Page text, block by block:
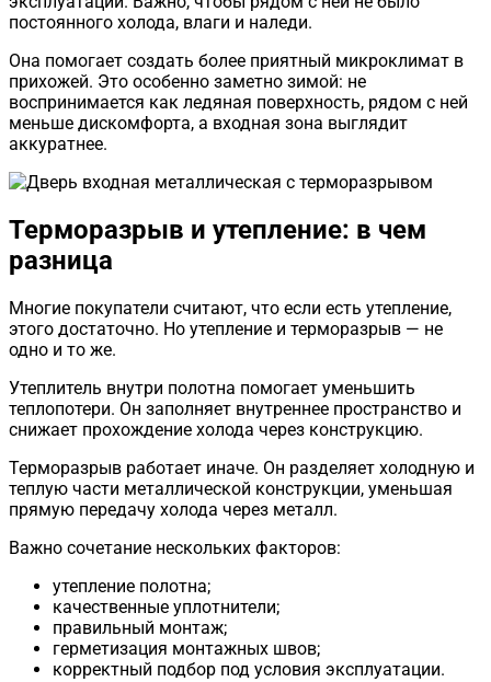
постоянного холода, влаги и наледи.
Она помогает создать более приятный микроклимат в
прихожей. Это особенно заметно зимой: не
воспринимается как ледяная поверхность, рядом с ней
меньше дискомфорта, а входная зона выглядит
аккуратнее.
Терморазрыв и утепление: в чем
разница
Многие покупатели считают, что если есть утепление,
этого достаточно. Но утепление и терморазрыв — не
одно и то же.
Утеплитель внутри полотна помогает уменьшить
теплопотери. Он заполняет внутреннее пространство и
снижает прохождение холода через конструкцию.
Терморазрыв работает иначе. Он разделяет холодную и
теплую части металлической конструкции, уменьшая
прямую передачу холода через металл.
Важно сочетание нескольких факторов:
утепление полотна;
качественные уплотнители;
правильный монтаж;
герметизация монтажных швов;
корректный подбор под условия эксплуатации.